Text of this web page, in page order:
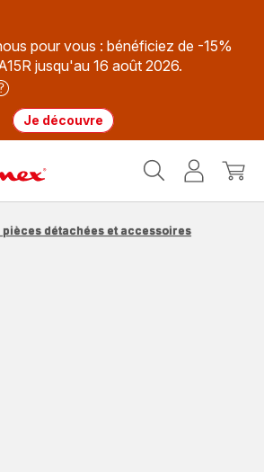
pour vous : bénéficiez de -15%
jusqu'au 16 août 2026.
Je découvre
MonMon
pièces détachées et accessoires